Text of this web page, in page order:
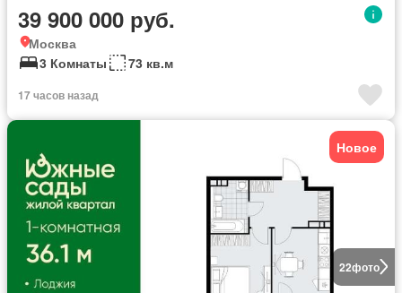
39 900 000 руб.
Москва
3 Комнаты
73 кв.м
17 часов назад
22фото
Новое